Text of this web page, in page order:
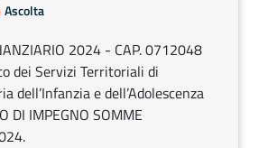
Ascolta
2024 - CAP. 0712048
dei Servizi Territoriali di
dell’Infanzia e dell’Adolescenza
DI IMPEGNO SOMME